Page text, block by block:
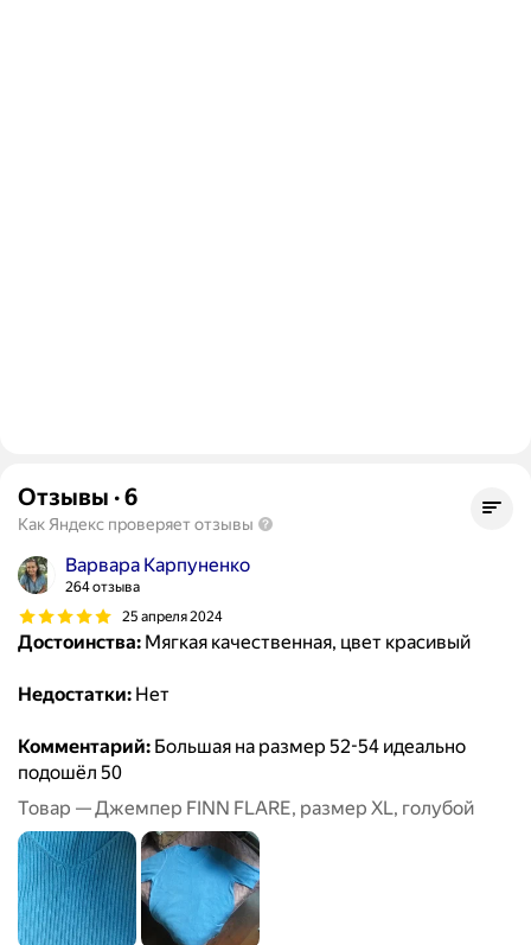
Отзывы ·6
Как Яндекс проверяет отзывы
Варвара Карпуненко
264 отзыва
25 апреля 2024
Достоинства: Мягкая качественная, цвет красивый
Недостатки: Нет
Комментарий: Большая на размер 52-54 идеально
подошёл 50
Товар — Джемпер FINN FLARE, размер XL, голубой